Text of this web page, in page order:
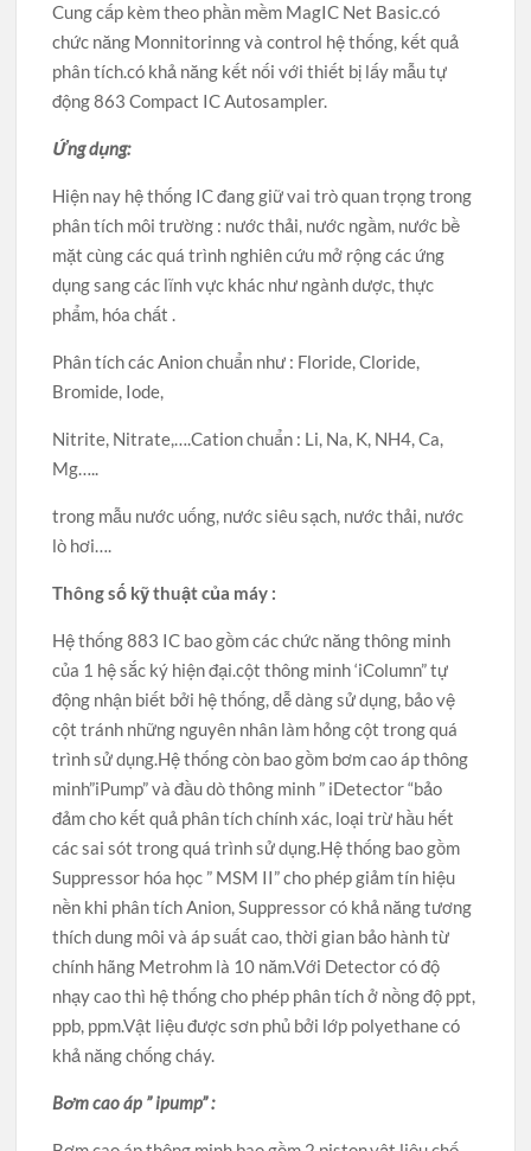
Cung cấp kèm theo phần mềm MagIC Net Basic.có
chức năng Monnitorinng và control hệ thống, kết quả
phân tích.có khả năng kết nối với thiết bị lấy mẫu tự
động 863 Compact IC Autosampler.
Ứng dụng:
Hiện nay hệ thống IC đang giữ vai trò quan trọng trong
phân tích môi trường : nước thải, nước ngầm, nước bề
mặt cùng các quá trình nghiên cứu mở rộng các ứng
dụng sang các lĩnh vực khác như ngành dược, thực
phẩm, hóa chất .
Phân tích các Anion chuẩn như : Floride, Cloride,
Bromide, Iode,
Nitrite, Nitrate,….Cation chuẩn : Li, Na, K, NH4, Ca,
Mg…..
trong mẫu nước uống, nước siêu sạch, nước thải, nước
lò hơi….
Thông số kỹ thuật của máy :
Hệ thống 883 IC bao gồm các chức năng thông minh
của 1 hệ sắc ký hiện đại.cột thông minh ‘iColumn” tự
động nhận biết bởi hệ thống, dễ dàng sử dụng, bảo vệ
cột tránh những nguyên nhân làm hỏng cột trong quá
trình sử dụng.Hệ thống còn bao gồm bơm cao áp thông
minh”iPump” và đầu dò thông minh ” iDetector “bảo
đảm cho kết quả phân tích chính xác, loại trừ hầu hết
các sai sót trong quá trình sử dụng.Hệ thống bao gồm
Suppressor hóa học ” MSM II” cho phép giảm tín hiệu
nền khi phân tích Anion, Suppressor có khả năng tương
thích dung môi và áp suất cao, thời gian bảo hành từ
chính hãng Metrohm là 10 năm.Với Detector có độ
nhạy cao thì hệ thống cho phép phân tích ở nồng độ ppt,
ppb, ppm.Vật liệu được sơn phủ bởi lớp polyethane có
khả năng chống cháy.
Bơm cao áp ” ipump” :